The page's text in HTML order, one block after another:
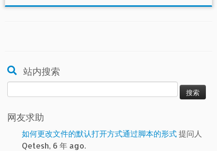
站内搜索
索：
网友求助
如何更改文件的默认打开方式通过脚本的形式提问人
Qetesh, 6 年 ago.